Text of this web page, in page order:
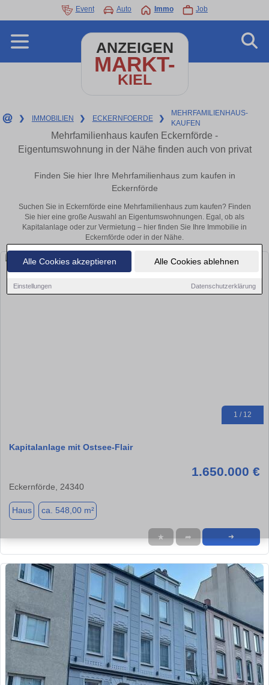
Alle Cookies akzeptieren Alle Cookies ablehnen
Einstellungen Datenschutzerklärung
Event Auto Immo Job
ANZEIGEN
MARKT-
KIEL
❯ IMMOBILIEN ❯ ECKERNFOERDE ❯
MEHRFAMILIENHAUS-
KAUFEN
Mehrfamilienhaus kaufen Eckernförde -
Eigentumswohnung in der Nähe finden auch von privat
Finden Sie hier Ihre Mehrfamilienhaus zum kaufen in
Eckernförde
Suchen Sie in Eckernförde eine Mehrfamilienhaus zum kaufen? Finden
Sie hier eine große Auswahl an Eigentumswohnungen. Egal, ob als
Kapitalanlage oder zur Vermietung – hier finden Sie Ihre Immobilie in
Eckernförde oder in der Nähe.
1 / 12
Kapitalanlage mit Ostsee-Flair
1.650.000 €
Eckernförde, 24340
Haus ca. 548,00 m²
★ ➦ ➜